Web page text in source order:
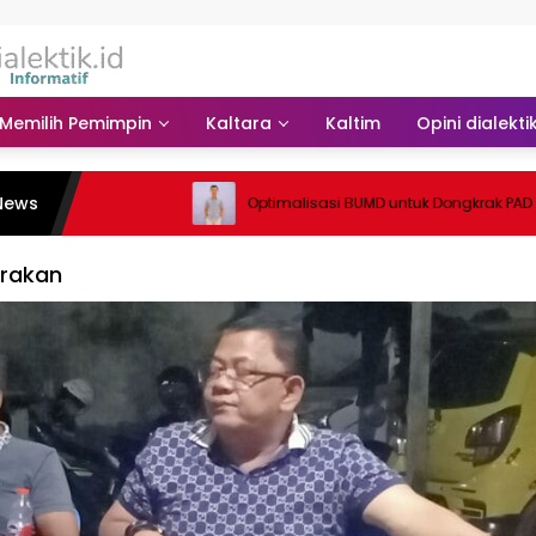
Memilih Pemimpin Kaltara Kaltim Opini
Optimalisasi BUMD untuk Dongkrak PAD